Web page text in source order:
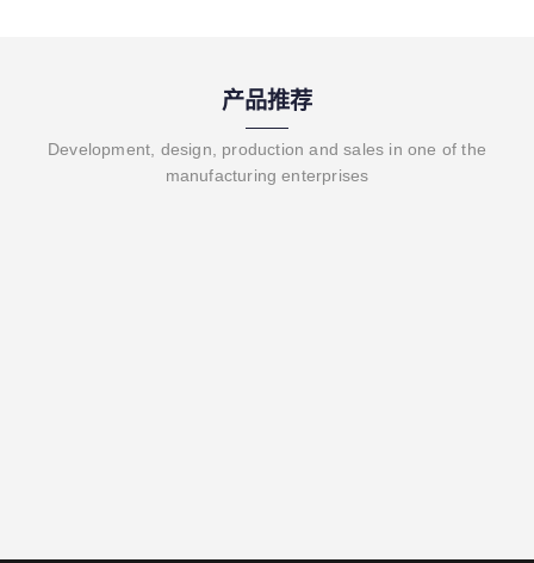
产品推荐
Development, design, production and sales in one of the
manufacturing enterprises